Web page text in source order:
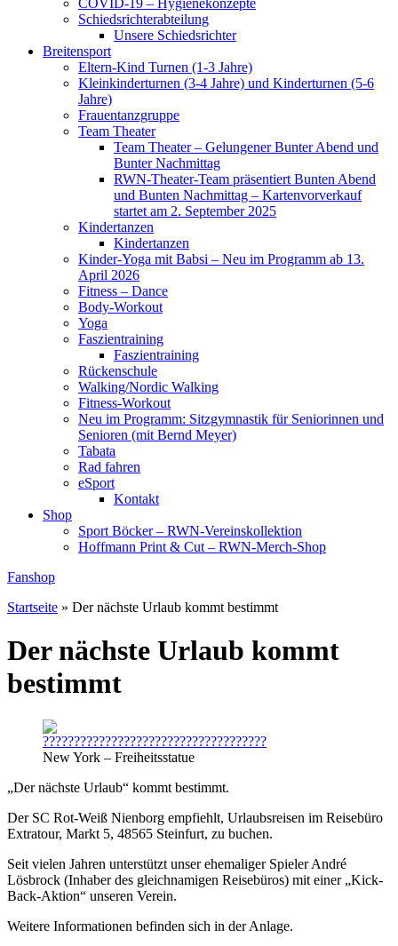
COVID-19 – Hygienekonzepte
Schiedsrichterabteilung
Unsere Schiedsrichter
Breitensport
Eltern-Kind Turnen (1-3 Jahre)
Kleinkinderturnen (3-4 Jahre) und Kinderturnen (5-6
Jahre)
Frauentanzgruppe
Team Theater
Team Theater – Gelungener Bunter Abend und
Bunter Nachmittag
RWN-Theater-Team präsentiert Bunten Abend
und Bunten Nachmittag – Kartenvorverkauf
startet am 2. September 2025
Kindertanzen
Kindertanzen
Kinder-Yoga mit Babsi – Neu im Programm ab 13.
April 2026
Fitness – Dance
Body-Workout
Yoga
Faszientraining
Faszientraining
Rückenschule
Walking/Nordic Walking
Fitness-Workout
Neu im Programm: Sitzgymnastik für Seniorinnen und
Senioren (mit Bernd Meyer)
Tabata
Rad fahren
eSport
Kontakt
Shop
Sport Böcker – RWN-Vereinskollektion
Hoffmann Print & Cut – RWN-Merch-Shop
Fanshop
Startseite » Der nächste Urlaub kommt bestimmt
Der nächste Urlaub kommt
bestimmt
New York – Freiheitsstatue
„Der nächste Urlaub“ kommt bestimmt.
Der SC Rot-Weiß Nienborg empfiehlt, Urlaubsreisen im Reisebüro
Extratour, Markt 5, 48565 Steinfurt, zu buchen.
Seit vielen Jahren unterstützt unser ehemaliger Spieler André
Lösbrock (Inhaber des gleichnamigen Reisebüros) mit einer „Kick-
Back-Aktion“ unseren Verein.
Weitere Informationen befinden sich in der Anlage.